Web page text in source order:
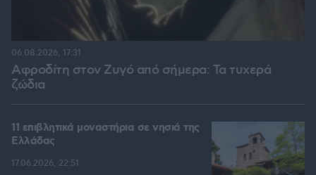
Αφροδίτη στον Ζυγό από σήμερα: Τα τυχερά
ζώδια
06.08.2026, 17:31
11 επιβλητικά μοναστήρια σε νησιά της
Ελλάδας
17.06.2026, 22:51